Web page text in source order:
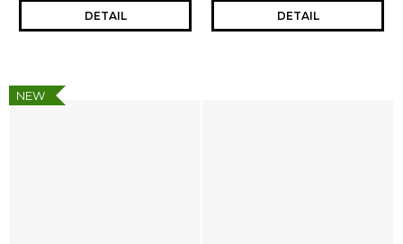
DETAIL DETAIL
NEW